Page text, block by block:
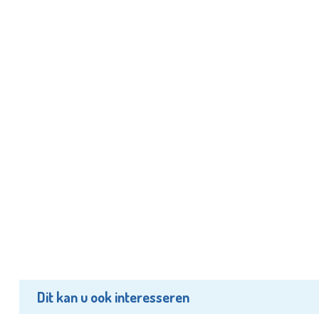
Dit kan u ook interesseren